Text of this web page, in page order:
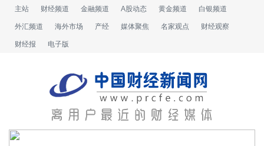
主站 财经频道 金融频道 A股动态 黄金频道 白银频道
外汇频道 海外市场 产经 媒体聚焦 名家观点 财经观察
财经报 电子版